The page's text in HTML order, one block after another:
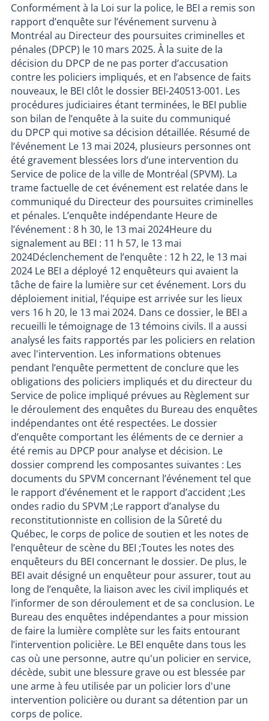
Conformément à la Loi sur la police, le BEI a remis son
rapport d’enquête sur l’événement survenu à
Montréal au Directeur des poursuites criminelles et
pénales (DPCP) le 10 mars 2025. À la suite de la
décision du DPCP de ne pas porter d’accusation
contre les policiers impliqués, et en l’absence de faits
nouveaux, le BEI clôt le dossier BEI-240513-001. Les
procédures judiciaires étant terminées, le BEI publie
son bilan de l’enquête à la suite du communiqué
du DPCP qui motive sa décision détaillée. Résumé de
l’événement Le 13 mai 2024, plusieurs personnes ont
été gravement blessées lors d’une intervention du
Service de police de la ville de Montréal (SPVM). La
trame factuelle de cet événement est relatée dans le
communiqué du Directeur des poursuites criminelles
et pénales. L’enquête indépendante Heure de
l’événement : 8 h 30, le 13 mai 2024Heure du
signalement au BEI : 11 h 57, le 13 mai
2024Déclenchement de l’enquête : 12 h 22, le 13 mai
2024 Le BEI a déployé 12 enquêteurs qui avaient la
tâche de faire la lumière sur cet événement. Lors du
déploiement initial, l’équipe est arrivée sur les lieux
vers 16 h 20, le 13 mai 2024. Dans ce dossier, le BEI a
recueilli le témoignage de 13 témoins civils. Il a aussi
analysé les faits rapportés par les policiers en relation
avec l'intervention. Les informations obtenues
pendant l’enquête permettent de conclure que les
obligations des policiers impliqués et du directeur du
Service de police impliqué prévues au Règlement sur
le déroulement des enquêtes du Bureau des enquêtes
indépendantes ont été respectées. Le dossier
d’enquête comportant les éléments de ce dernier a
été remis au DPCP pour analyse et décision. Le
dossier comprend les composantes suivantes : Les
documents du SPVM concernant l’événement tel que
le rapport d’événement et le rapport d’accident ;Les
ondes radio du SPVM ;Le rapport d’analyse du
reconstitutionniste en collision de la Sûreté du
Québec, le corps de police de soutien et les notes de
l’enquêteur de scène du BEI ;Toutes les notes des
enquêteurs du BEI concernant le dossier. De plus, le
BEI avait désigné un enquêteur pour assurer, tout au
long de l’enquête, la liaison avec les civil impliqués et
l’informer de son déroulement et de sa conclusion. Le
Bureau des enquêtes indépendantes a pour mission
de faire la lumière complète sur les faits entourant
l’intervention policière. Le BEI enquête dans tous les
cas où une personne, autre qu'un policier en service,
décède, subit une blessure grave ou est blessée par
une arme à feu utilisée par un policier lors d'une
intervention policière ou durant sa détention par un
corps de police.